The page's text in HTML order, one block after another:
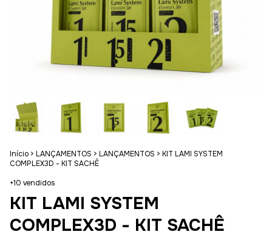
Início > LANÇAMENTOS > LANÇAMENTOS > KIT LAMI SYSTEM
COMPLEX3D - KIT SACHÊ
+10 vendidos
KIT LAMI SYSTEM
COMPLEX3D - KIT SACHÊ